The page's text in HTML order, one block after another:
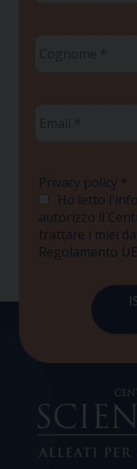
Privacy policy *
Ho letto
autorizzo il
trattare i miei
Regolamento